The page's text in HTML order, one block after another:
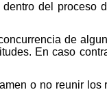
del proceso
de
En caso
o no reunir